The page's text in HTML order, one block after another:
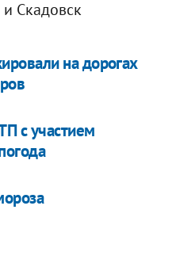
Скадовск
на дорогах
с участием